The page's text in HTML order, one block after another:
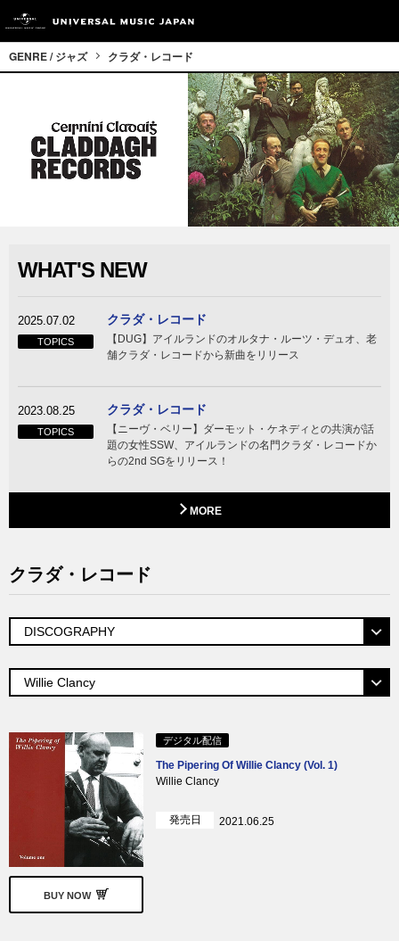
GENRE / ジャズ クラダ・レコード
WHAT'S NEW
2025.07.02
TOPICS
クラダ・レコード
【DUG】アイルランドのオルタナ・ルーツ・デュオ、老
舗クラダ・レコードから新曲をリリース
2023.08.25
TOPICS
クラダ・レコード
【ニーヴ・ベリー】ダーモット・ケネディとの共演が話
題の女性SSW、アイルランドの名門クラダ・レコードか
らの2nd SGをリリース！
MORE
クラダ・レコード
BUY NOW
デジタル配信
The Pipering Of Willie Clancy (Vol. 1)
Willie Clancy
発売日 2021.06.25